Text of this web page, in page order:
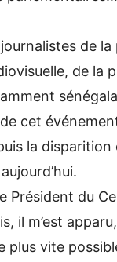
de la
de la
cet
la disparition
Président du
il m’est
plus vite